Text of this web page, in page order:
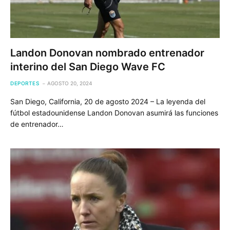
Landon Donovan nombrado entrenador
interino del San Diego Wave FC
DEPORTES AGOSTO 20, 2024
San Diego, California, 20 de agosto 2024 – La leyenda del
fútbol estadounidense Landon Donovan asumirá las funciones
de entrenador…